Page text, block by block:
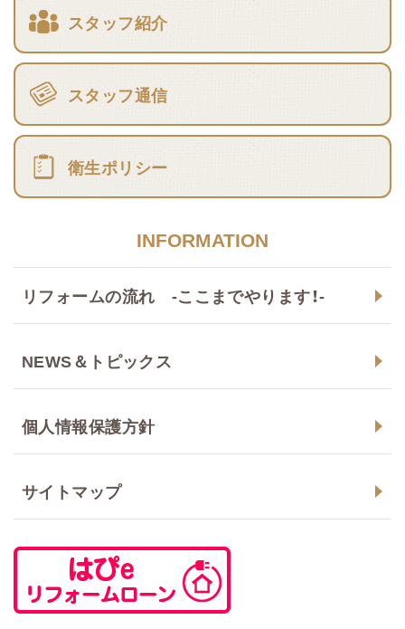
スタッフ紹介
スタッフ通信
衛生ポリシー
INFORMATION
リフォームの流れ -ここまでやります！-
NEWS＆トピックス
個人情報保護方針
サイトマップ